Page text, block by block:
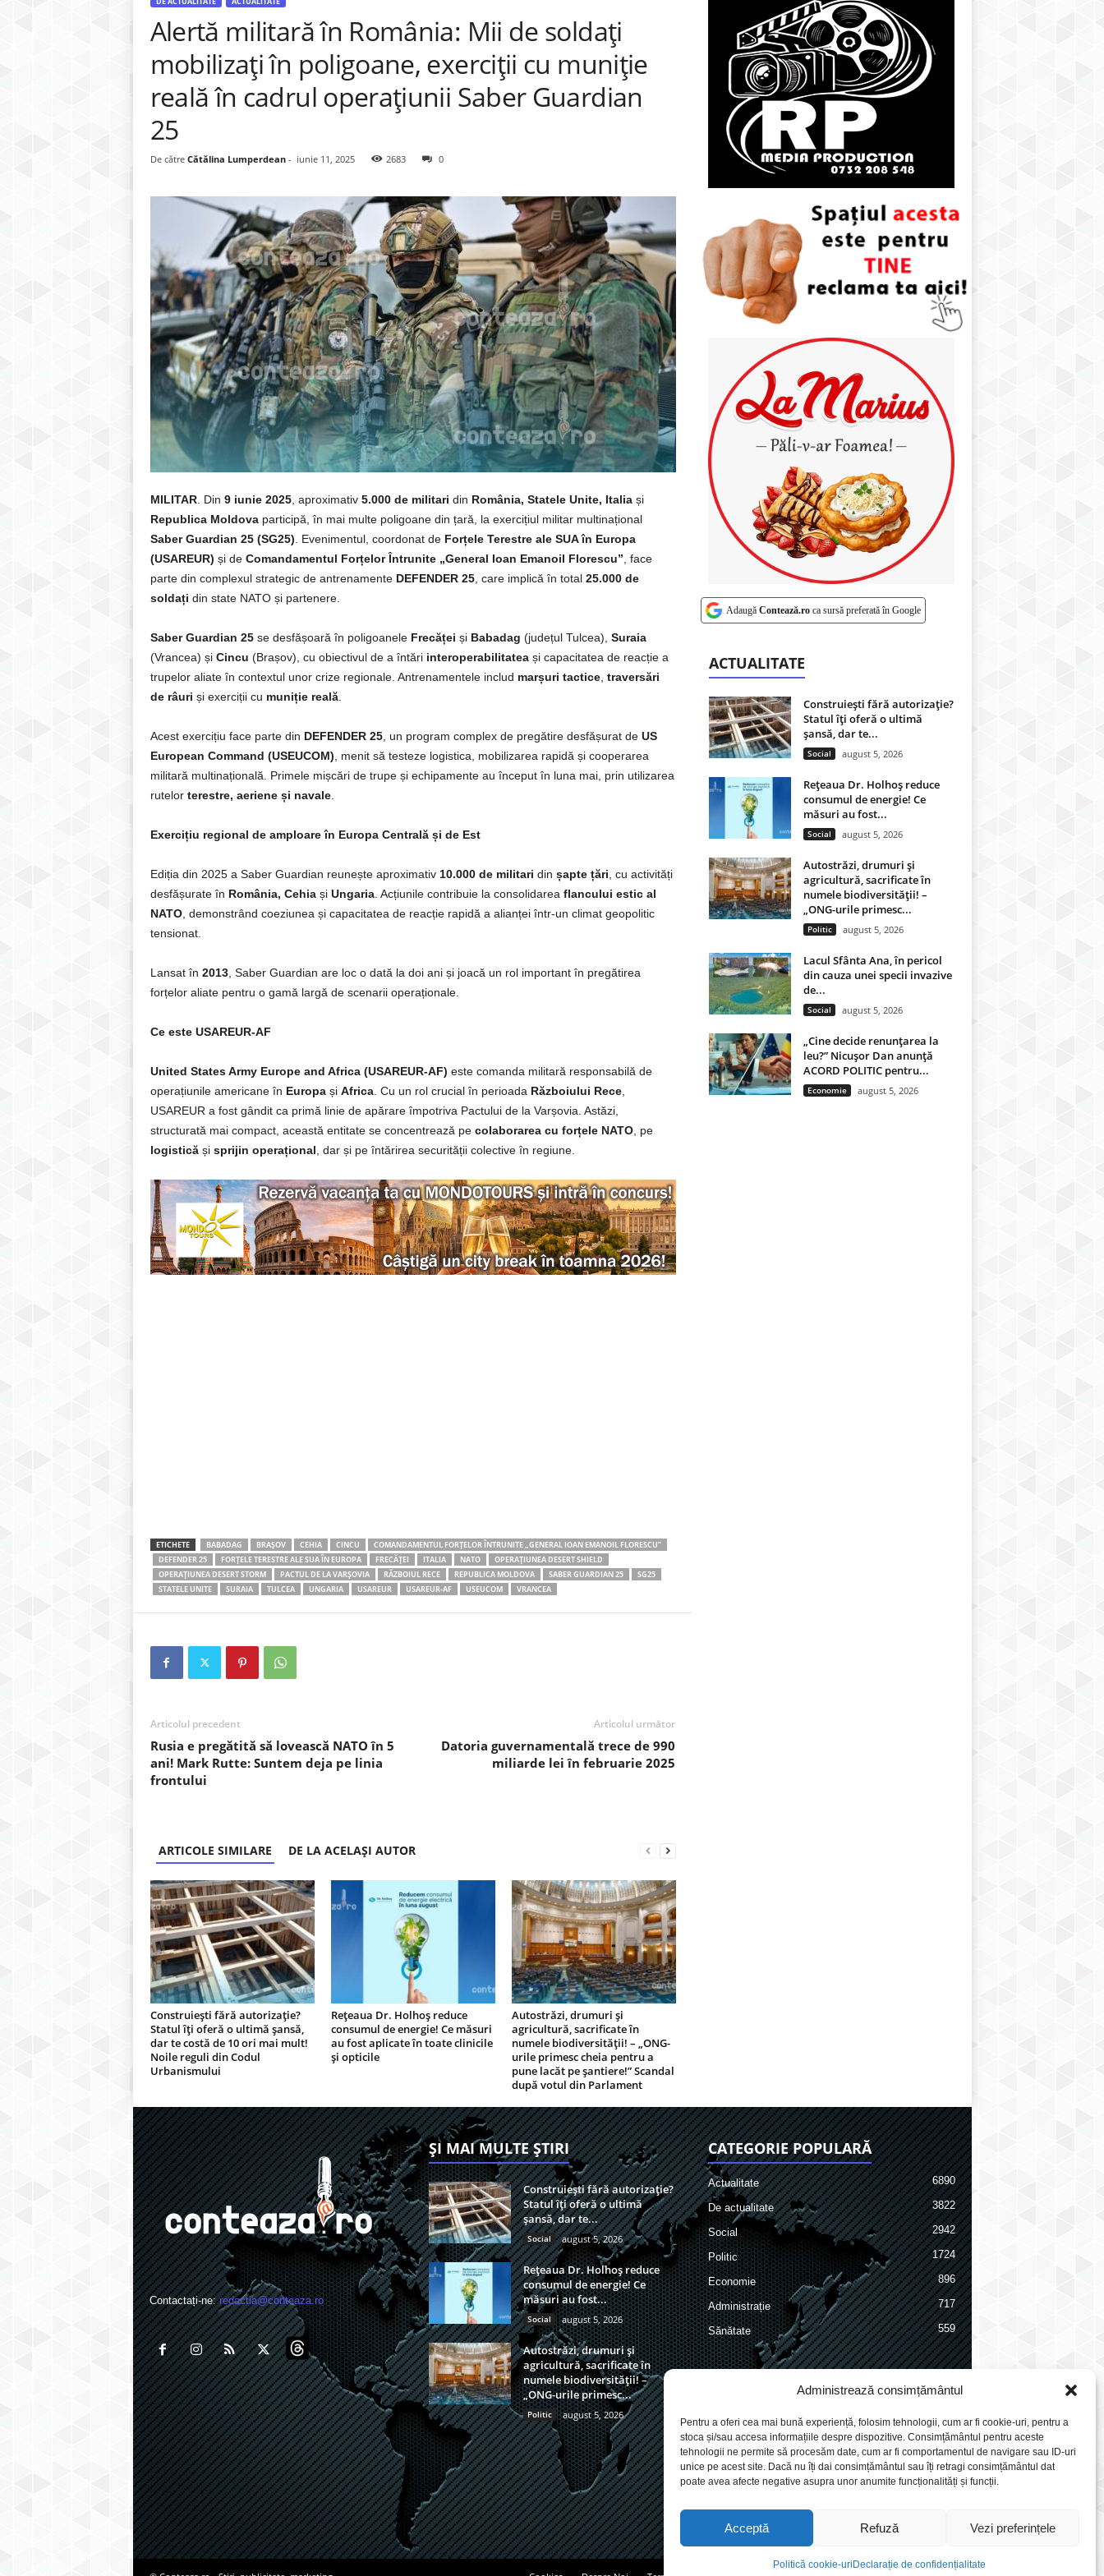
Administrează consimțământul
Pentru a oferi cea mai bună experiență, folosim tehnologii, cum ar fi cookie-uri, pentru a
stoca și/sau accesa informațiile despre dispozitive. Consimțământul pentru aceste
tehnologii ne permite să procesăm date, cum ar fi comportamentul de navigare sau ID-uri
unice pe acest site. Dacă nu îți dai consimțământul sau îți retragi consimțământul dat
poate avea afecte negative asupra unor anumite funcționalități și funcții.
Acceptă Refuză Vezi preferințele
Politică cookie-uri Declarație de confidențialitate
Alertă militară în România: Mii de soldați
mobilizați în poligoane, exerciții cu muniție
reală în cadrul operațiunii Saber Guardian
25
De către Cătălina Lumperdean- iunie 11, 2025 2683 0
MILITAR. Din 9 iunie 2025, aproximativ 5.000 de militari din România, Statele Unite, Italiași
Republica Moldovaparticipă, în mai multe poligoane din țară, la exercițiul militar multinațional
Saber Guardian 25 (SG25) . Evenimentul, coordonat de Forțele Terestre ale SUA în Europa
(USAREUR) și de Comandamentul Forțelor Întrunite „General Ioan Emanoil Florescu” , face
parte din complexul strategic de antrenamente DEFENDER 25, care implică în total 25.000 de
soldați din state NATO și partenere.
Saber Guardian 25se desfășoară în poligoanele Frecăței și Babadag (județul Tulcea), Suraia
(Vrancea) și Cincu (Brașov), cu obiectivul de a întări interoperabilitateași capacitatea de reacție a
trupelor aliate în contextul unor crize regionale. Antrenamentele includ marșuri tactice, traversări
de râuri și exerciții cu muniție reală.
Acest exercițiu face parte din DEFENDER 25, un program complex de pregătire desfășurat de US
European Command (USEUCOM) , menit să testeze logistica, mobilizarea rapidă și cooperarea
militară multinațională. Primele mișcări de trupe și echipamente au început în luna mai, prin utilizarea
rutelor terestre, aeriene și navale.
Exercițiu regional de amploare în Europa Centrală și de Est
Ediția din 2025 a Saber Guardian reunește aproximativ 10.000 de militari din șapte țări , cu activități
desfășurate în România, Cehiași Ungaria. Acțiunile contribuie la consolidarea flancului estic al
NATO, demonstrând coeziunea și capacitatea de reacție rapidă a alianței într-un climat geopolitic
tensionat.
Lansat în 2013, Saber Guardian are loc o dată la doi ani și joacă un rol important în pregătirea
forțelor aliate pentru o gamă largă de scenarii operaționale.
Ce este USAREUR-AF
United States Army Europe and Africa (USAREUR-AF) este comanda militară responsabilă de
operațiunile americane în Europași Africa. Cu un rol crucial în perioada Războiului Rece,
USAREUR a fost gândit ca primă linie de apărare împotriva Pactului de la Varșovia. Astăzi,
structurată mai compact, această entitate se concentrează pe colaborarea cu forțele NATO, pe
logisticăși sprijin operațional , dar și pe întărirea securității colective în regiune.
ETICHETE BABADAG BRAȘOV CEHIA CINCU
COMANDAMENTUL FORȚELOR ÎNTRUNITE „GENERAL IOAN EMANOIL FLORESCU”
DEFENDER 25
FORȚELE TERESTRE ALE SUA ÎN EUROPA FRECĂŢEI ITALIA NATO
OPERAȚIUNEA DESERT SHIELD
OPERAȚIUNEA DESERT STORM
PACTUL DE LA VARȘOVIA RĂZBOIUL RECE REPUBLICA MOLDOVA SABER GUARDIAN 25
SG25
STATELE UNITE
SURAIA TULCEA UNGARIA USAREUR USAREUR-AF USEUCOM VRANCEA
Articolul precedent
Rusia e pregătită să lovească NATO în 5
ani! Mark Rutte: Suntem deja pe linia
frontului
Articolul următor
Datoria guvernamentală trece de 990
miliarde lei în februarie 2025
ARTICOLE SIMILARE DE LA ACELAȘI AUTOR
Construiești fără autorizație?
Statul îți oferă o ultimă șansă,
dar te costă de 10 ori mai mult!
Noile reguli din Codul
Urbanismului
Rețeaua Dr. Holhoș reduce
consumul de energie! Ce măsuri
au fost aplicate în toate clinicile
și opticile
Autostrăzi, drumuri și
agricultură, sacrificate în
numele biodiversității! – „ONG-
urile primesc cheia pentru a
pune lacăt pe șantiere!” Scandal
după votul din Parlament
Adaugă Contează.roca sursă preferată în Google
ACTUALITATE
Construiești fără autorizație?
Statul îți oferă o ultimă
șansă, dar te...
Social august 5, 2026
Rețeaua Dr. Holhoș reduce
consumul de energie! Ce
măsuri au fost...
Social august 5, 2026
Autostrăzi, drumuri și
agricultură, sacrificate în
numele biodiversității! –
„ONG-urile primesc...
Politic august 5, 2026
Lacul Sfânta Ana, în pericol
din cauza unei specii invazive
de...
Social august 5, 2026
„Cine decide renunțarea la
leu?” Nicușor Dan anunță
ACORD POLITIC pentru...
Economie august 5, 2026
Contactați-ne:redactia@conteaza.ro
ȘI MAI MULTE ȘTIRI
Construiești fără autorizație?
Statul îți oferă o ultimă
șansă, dar te...
Social august 5, 2026
Rețeaua Dr. Holhoș reduce
consumul de energie! Ce
măsuri au fost...
Social august 5, 2026
Autostrăzi, drumuri și
agricultură, sacrificate în
numele biodiversității! –
„ONG-urile primesc...
Politic august 5, 2026
CATEGORIE POPULARĂ
Actualitate 6890
De actualitate 3822
Social 2942
Politic 1724
Economie 896
Administrație 717
Sănătate 559